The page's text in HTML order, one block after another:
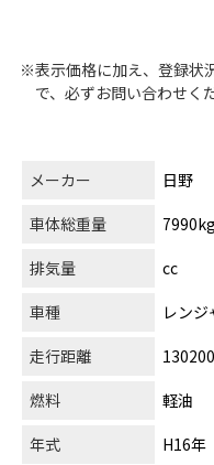
※表示価格に加え、登録状
で、必ずお問い合わせく
メーカー
日野
車体総重量
7990kg
排気量
cc
車種
レンジ
走行距離
燃料
軽油
年式
H16年